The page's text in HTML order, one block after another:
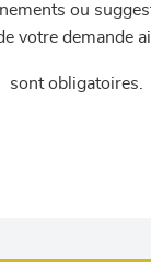
ou
votre demande
sont obligatoires.